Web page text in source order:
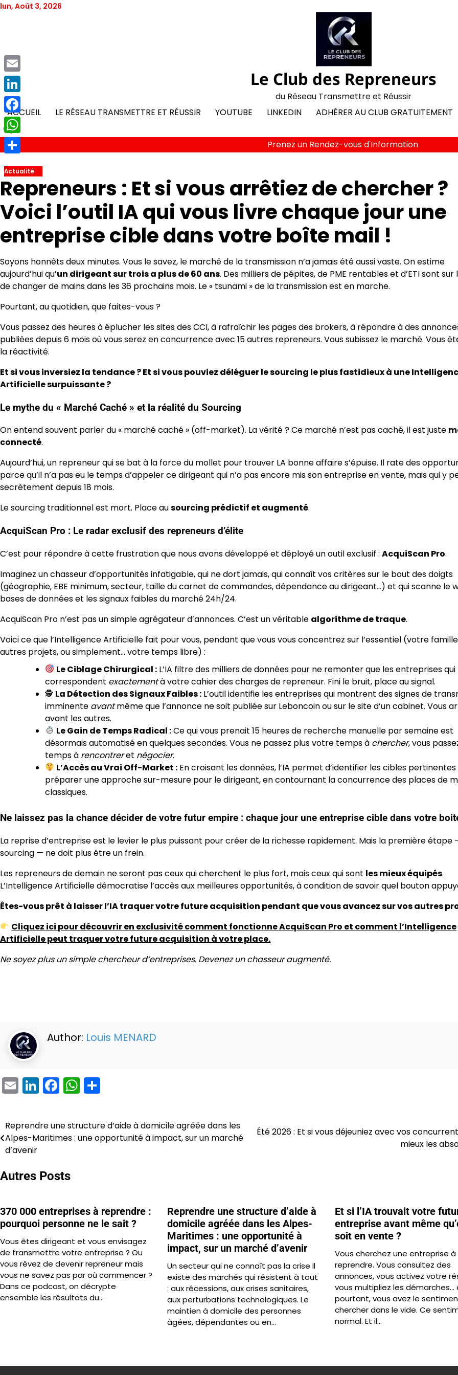
Skip
lun, Août 3, 2026
Le Club des Repreneurs
du Réseau Transmettre et Réussir
ACCUEIL
LE RÉSEAU TRANSMETTRE ET RÉUSSIR YOUTUBE LINKEDIN ADHÉRER AU CLUB GRATUITEMENT
Prenez un Rendez-vous d'Information
Actualité
Repreneurs : Et si vous arrêtiez de chercher ?
Voici l’outil IA qui vous livre chaque jour une
entreprise cible dans votre boîte mail !
Soyons honnêts deux minutes. Vous le savez, le marché de la transmission n’a jamais été aussi vaste. On estime
aujourd’hui qu’un dirigeant sur trois a plus de 60 ans. Des milliers de pépites, de PME rentables et d’ETI sont sur
de changer de mains dans les 36 prochains mois. Le « tsunami » de la transmission est en marche.
Pourtant, au quotidien, que faites-vous ?
Vous passez des heures à éplucher les sites des CCI, à rafraîchir les pages des brokers, à répondre à des
publiées depuis 6 mois où vous serez en concurrence avec 15 autres repreneurs. Vous subissez le marché. Vous
la réactivité.
Et si vous inversiez la tendance ? Et si vous pouviez déléguer le sourcing le plus fastidieux à une
Artificielle surpuissante ?
Le mythe du « Marché Caché » et la réalité du Sourcing
On entend souvent parler du « marché caché » (off-market). La vérité ? Ce marché n’est pas caché, il est juste
connecté.
Aujourd’hui, un repreneur qui se bat à la force du mollet pour trouver LA bonne affaire s’épuise. Il rate des
parce qu’il n’a pas eu le temps d’appeler ce dirigeant qui n’a pas encore mis son entreprise en vente, mais qui y
secrètement depuis 18 mois.
Le sourcing traditionnel est mort. Place ausourcing prédictif et augmenté.
AcquiScan Pro : Le radar exclusif des repreneurs d’élite
C’est pour répondre à cette frustration que nous avons développé et déployé un outil exclusif : AcquiScan Pro.
Imaginez un chasseur d’opportunités infatigable, qui ne dort jamais, qui connaît vos critères sur le bout des doigts
(géographie, EBE minimum, secteur, taille du carnet de commandes, dépendance au dirigeant…) et qui scanne le
bases de données et les signaux faibles du marché 24h/24.
AcquiScan Pro n’est pas un simple agrégateur d’annonces. C’est un véritable algorithme de traque.
Voici ce que l’Intelligence Artificielle fait pour vous, pendant que vous vous concentrez sur l’essentiel (votre
autres projets, ou simplement… votre temps libre) :
Le Ciblage Chirurgical : L’IA filtre des milliers de données pour ne remonter que les entreprises qui
correspondent exactementà votre cahier des charges de repreneur. Fini le bruit, place au signal.
🕵️ La Détection des Signaux Faibles : L’outil identifie les entreprises qui montrent des signes de
imminente avantmême que l’annonce ne soit publiée sur Leboncoin ou sur le site d’un cabinet. Vous
avant les autres.
Le Gain de Temps Radical :Ce qui vous prenait 15 heures de recherche manuelle par semaine est
désormais automatisé en quelques secondes. Vous ne passez plus votre temps à chercher, vous
temps à rencontreret négocier.
L’Accès au Vrai Off-Market : En croisant les données, l’IA permet d’identifier les cibles
préparer une approche sur-mesure pour le dirigeant, en contournant la concurrence des places de
classiques.
Ne laissez pas la chance décider de votre futur empire : chaque jour une entreprise cible dans votre
La reprise d’entreprise est le levier le plus puissant pour créer de la richesse rapidement. Mais la première étape
sourcing — ne doit plus être un frein.
Les repreneurs de demain ne seront pas ceux qui cherchent le plus fort, mais ceux qui sont les mieux équipés.
L’Intelligence Artificielle démocratise l’accès aux meilleures opportunités, à condition de savoir quel bouton
Êtes-vous prêt à laisser l’IA traquer votre future acquisition pendant que vous avancez sur vos autres
Cliquez ici pour découvrir en exclusivité comment fonctionne AcquiScan Pro et comment l’Intelligence
Artificielle peut traquer votre future acquisition à votre place.
Ne soyez plus un simple chercheur d’entreprises. Devenez un chasseur augmenté.
Author: Louis MENARD
EmailLinkedIn
Facebook
WhatsApp
Navigation
de
Reprendre une structure d’aide à domicile agréée dans les
Alpes-Maritimes : une opportunité à impact, sur un marché
d’avenir
Été 2026 : Et si vous déjeuniez avec vos
mieux les
Autres Posts
370 000 entreprises à reprendre :
pourquoi personne ne le sait ?
Vous êtes dirigeant et vous envisagez
de transmettre votre entreprise ? Ou
vous rêvez de devenir repreneur mais
vous ne savez pas par où commencer ?
Dans ce podcast, on décrypte
ensemble les résultats du…
Reprendre une structure d’aide à
domicile agréée dans les Alpes-
Maritimes : une opportunité à
impact, sur un marché d’avenir
Un secteur qui ne connaît pas la crise Il
existe des marchés qui résistent à tout
: aux récessions, aux crises sanitaires,
aux perturbations technologiques. Le
maintien à domicile des personnes
âgées, dépendantes ou en…
Et si l’IA trouvait votre
entreprise avant même
soit en vente ?
Vous cherchez une entreprise à
reprendre. Vous consultez des
annonces, vous activez votre
vous multipliez les démarches…
pourtant, vous avez le
chercher dans le vide. Ce
normal. Et il…
Email
LinkedIn
Facebook
WhatsApp